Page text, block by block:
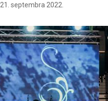
21. septembra 2022.